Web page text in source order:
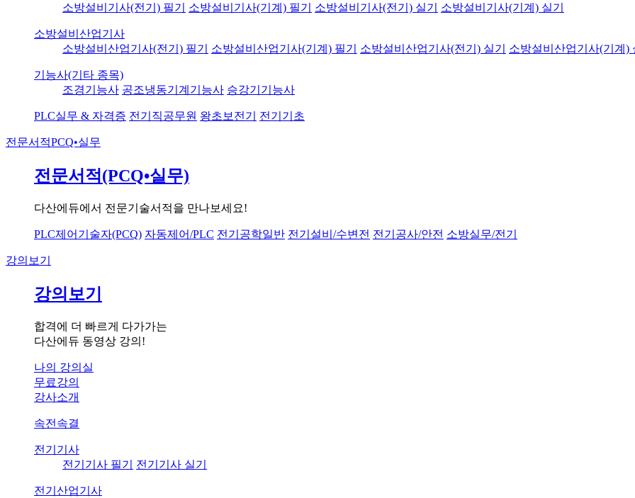
소방설비기사(전기) 필기
소방설비기사(기계) 필기 소방설비기사(전기) 실기 소방설비기사(기계) 실기
소방설비산업기사
소방설비산업기사(전기) 필기
소방설비산업기사(기계) 필기 소방설비산업기사(전기) 실기 소방설비산업기사(기계)
기능사(기타 종목)
조경기능사 공조냉동기계기능사 승강기기능사
PLC실무 & 자격증 전기직공무원 왕초보전기 전기기초
전문서적PCQ•실무
전문서적(PCQ•실무)
다산에듀에서 전문기술서적을 만나보세요!
PLC제어기술자(PCQ) 자동제어/PLC 전기공학일반 전기설비/수변전 전기공사/안전 소방실무/전기
강의보기
강의보기
합격에 더 빠르게 다가가는
다산에듀 동영상 강의!
나의 강의실
무료강의
강사소개
속전속결
전기기사
전기기사 필기
전기기사 실기
전기산업기사